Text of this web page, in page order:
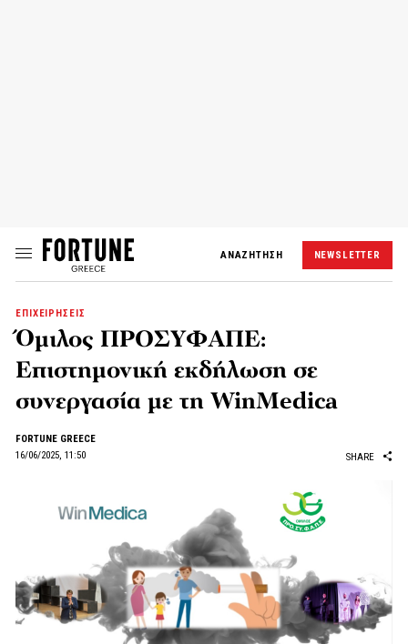
ΑΝΑΖΗΤΗΣΗ NEWSLETTER
ΕΠΙΧΕΙΡΗΣΕΙΣ
Όμιλος ΠΡΟΣΥΦΑΠΕ:
Επιστημονική εκδήλωση σε
συνεργασία με τη WinMedica
FORTUNE GREECE
16/06/2025, 11:50
SHARE